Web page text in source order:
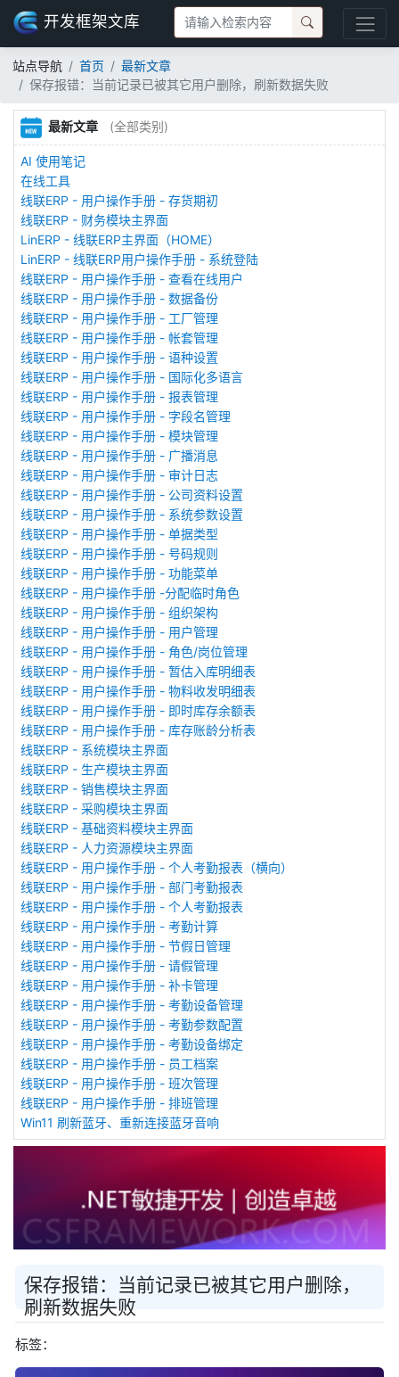
开发框架文库
站点导航 首页
最新文章
保存报错：当前记录已被其它用户删除，刷新数据失败
最新文章 (全部类别)
AI 使用笔记
在线工具
线联ERP - 用户操作手册 - 存货期初
线联ERP - 财务模块主界面
LinERP - 线联ERP主界面（HOME）
LinERP - 线联ERP用户操作手册 - 系统登陆
线联ERP - 用户操作手册 - 查看在线用户
线联ERP - 用户操作手册 - 数据备份
线联ERP - 用户操作手册 - 工厂管理
线联ERP - 用户操作手册 - 帐套管理
线联ERP - 用户操作手册 - 语种设置
线联ERP - 用户操作手册 - 国际化多语言
线联ERP - 用户操作手册 - 报表管理
线联ERP - 用户操作手册 - 字段名管理
线联ERP - 用户操作手册 - 模块管理
线联ERP - 用户操作手册 - 广播消息
线联ERP - 用户操作手册 - 审计日志
线联ERP - 用户操作手册 - 公司资料设置
线联ERP - 用户操作手册 - 系统参数设置
线联ERP - 用户操作手册 - 单据类型
线联ERP - 用户操作手册 - 号码规则
线联ERP - 用户操作手册 - 功能菜单
线联ERP - 用户操作手册 -分配临时角色
线联ERP - 用户操作手册 - 组织架构
线联ERP - 用户操作手册 - 用户管理
线联ERP - 用户操作手册 - 角色/岗位管理
线联ERP - 用户操作手册 - 暂估入库明细表
线联ERP - 用户操作手册 - 物料收发明细表
线联ERP - 用户操作手册 - 即时库存余额表
线联ERP - 用户操作手册 - 库存账龄分析表
线联ERP - 系统模块主界面
线联ERP - 生产模块主界面
线联ERP - 销售模块主界面
线联ERP - 采购模块主界面
线联ERP - 基础资料模块主界面
线联ERP - 人力资源模块主界面
线联ERP - 用户操作手册 - 个人考勤报表（横向）
线联ERP - 用户操作手册 - 部门考勤报表
线联ERP - 用户操作手册 - 个人考勤报表
线联ERP - 用户操作手册 - 考勤计算
线联ERP - 用户操作手册 - 节假日管理
线联ERP - 用户操作手册 - 请假管理
线联ERP - 用户操作手册 - 补卡管理
线联ERP - 用户操作手册 - 考勤设备管理
线联ERP - 用户操作手册 - 考勤参数配置
线联ERP - 用户操作手册 - 考勤设备绑定
线联ERP - 用户操作手册 - 员工档案
线联ERP - 用户操作手册 - 班次管理
线联ERP - 用户操作手册 - 排班管理
Win11 刷新蓝牙、重新连接蓝牙音响
保存报错：当前记录已被其它用户删除，
刷新数据失败
标签：